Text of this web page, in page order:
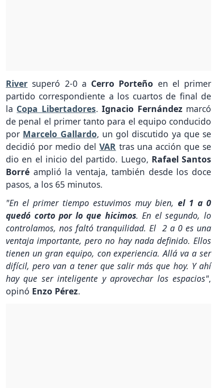
River superó 2-0 a Cerro Porteño en el primer
partido correspondiente a los cuartos de final de
la Copa Libertadores.Ignacio Fernández marcó
de penal el primer tanto para el equipo conducido
por Marcelo Gallardo, un gol discutido ya que se
decidió por medio delVAR tras una acción que se
dio en el inicio del partido. Luego, Rafael Santos
Borré amplió la ventaja, también desde los doce
pasos, a los 65 minutos.
"En el primer tiempo estuvimos muy bien, el 1 a 0
quedó corto por lo que hicimos. En el segundo, lo
controlamos, nos faltó tranquilidad. El 2 a 0 es una
ventaja importante, pero no hay nada definido. Ellos
tienen un gran equipo, con experiencia. Allá va a ser
difícil, pero van a tener que salir más que hoy. Y ahí
hay que ser inteligente y aprovechar los espacios",
opinó Enzo Pérez.